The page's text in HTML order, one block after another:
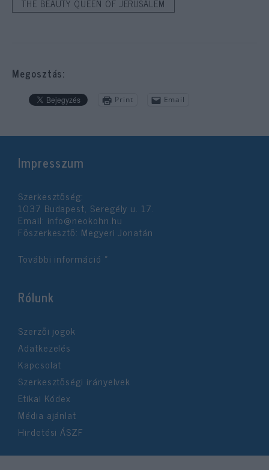
THE BEAUTY QUEEN OF JERUSALEM
Megosztás:
Print Email
Impresszum
Szerkesztőség:
1037 Budapest, Seregély u. 17.
Email: info@neokohn.hu
Főszerkesztő: Megyeri Jonatán
További információ »
Rólunk
Szerzői jogok
Adatkezelés
Kapcsolat
Szerkesztőségi irányelvek
Etikai Kódex
Média ajánlat
Hirdetési ÁSZF